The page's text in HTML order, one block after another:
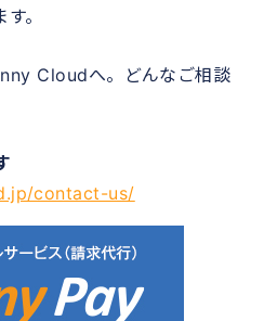
。
Cloudへ。どんなご相談
contact-us/